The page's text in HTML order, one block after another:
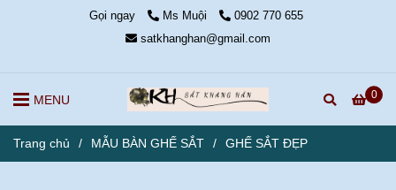
Gọi ngay Ms Muội
0902 770 655
satkhanghan@gmail.com
0
MENU
Trang chủ / MẪU BÀN GHẾ SẮT / GHẾ SẮT ĐẸP